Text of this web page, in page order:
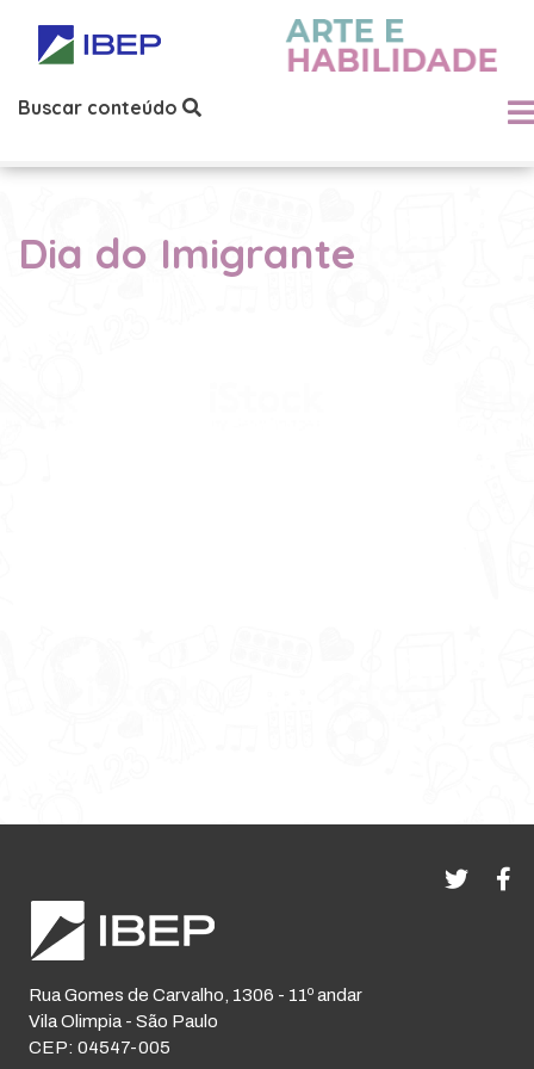
Buscar conteúdo
Dia do Imigrante
Rua Gomes de Carvalho, 1306 - 11º andar
Vila Olimpia - São Paulo
CEP: 04547-005